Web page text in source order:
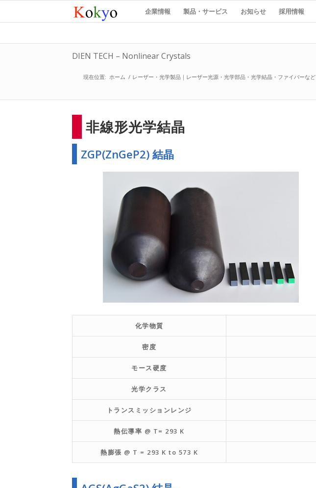
企業情報 製品・サービス お知らせ 採用情報
DIEN TECH – Nonlinear Crystals
現在位置: ホーム / レーザー・光学製品｜レーザー光源・光学部品・光学結晶・ファイバーなど
非線形光学結晶
ZGP(ZnGeP2) 結晶
化学物質
密度
モース硬度
光学クラス
トランスミッションレンジ
熱伝導率 @ T= 293 K
熱膨張 @ T = 293 K to 573 K